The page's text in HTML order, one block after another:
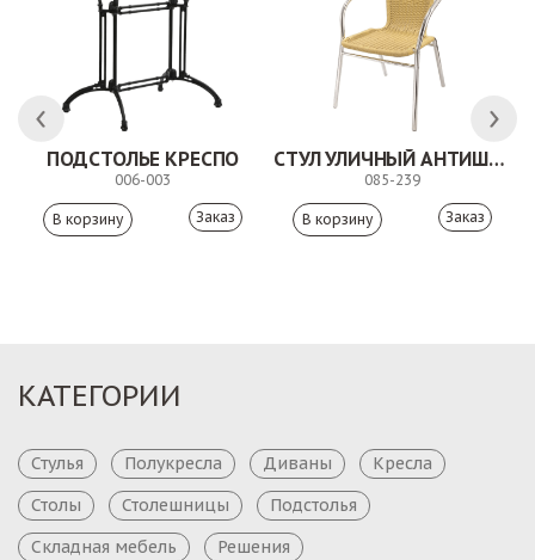
ПОДСТОЛЬЕ КРЕСПО
006-003
Заказ
СТУЛ УЛИЧНЫЙ АНТИШОН
085-239
Заказ
КАТЕГОРИИ
Стулья Полукресла Диваны
Кресла
Столы
Столешницы
Подстолья
Складная мебель
Решения